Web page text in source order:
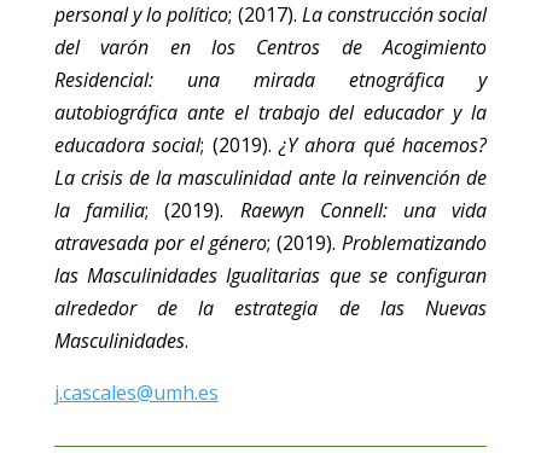
personal y lo político; (2017). La construcción social
del varón en los Centros de Acogimiento
Residencial: una mirada etnográfica y
autobiográfica ante el trabajo del educador y la
educadora social; (2019).¿Y ahora qué hacemos?
La crisis de la masculinidad ante la reinvención de
la familia; (2019). Raewyn Connell: una vida
atravesada por el género; (2019).Problematizando
las Masculinidades Igualitarias que se configuran
alrededor de la estrategia de las Nuevas
Masculinidades.
j.cascales@umh.es